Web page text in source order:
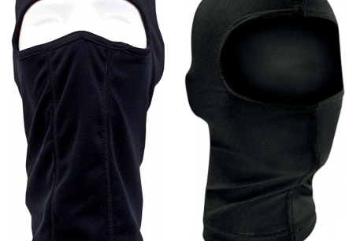
Abtibilde / Stickere
Banda ornament janta
Kit abtibilde
Protectie Jug
Protectie Rezervor
Accesorii puig
Bascula
Cricuri
Directie
Bieleta
Pivoti